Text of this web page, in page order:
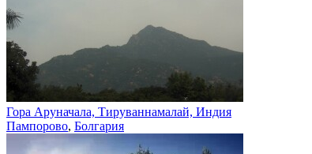
Гора Аруначала, Тируваннамалай, Индия
Пампорово, Болгария